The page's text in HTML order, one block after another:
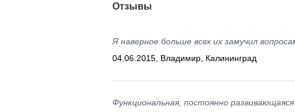
Отзывы
Я наверное больше всех их замучил
04.06.2015, Владимир, Калининград
Функциональная, постоянно